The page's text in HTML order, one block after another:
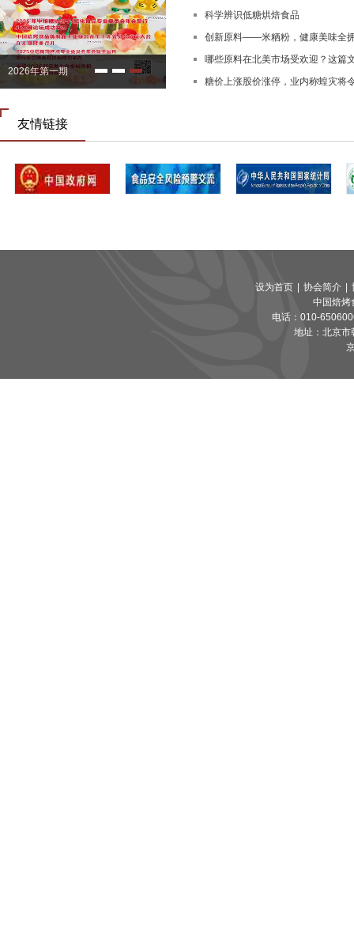
2026年第一期
科学辨识低糖烘焙食品
创新原料——米粞粉，健康美味全
哪些原料在北美市场受欢迎？这篇
糖价上涨股价涨停，业内称蝗灾将
友情链接
设为首页 协会简介
中国焙烤
电话：010-
地址：北京